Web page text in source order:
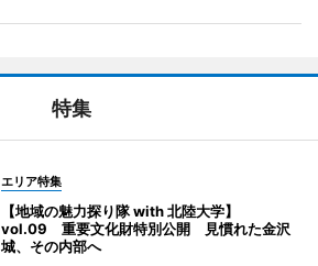
特集
エリア特集
【地域の魅力探り隊 with 北陸大学】
vol.09 重要文化財特別公開 見慣れた金沢
城、その内部へ